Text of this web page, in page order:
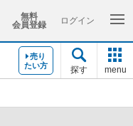
無料
会員登録
ログイン
売り
たい方
探す menu